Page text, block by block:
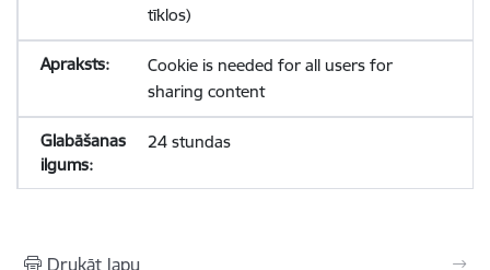
tīklos)
Cookie is needed for all users for
sharing content
24 stundas
Drukāt lapu